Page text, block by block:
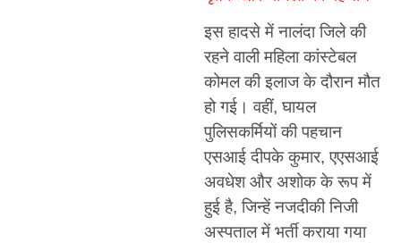
इस हादसे में नालंदा जिले की
रहने वाली महिला कांस्टेबल
कोमल की इलाज के दौरान मौत
हो गई। वहीं, घायल
पुलिसकर्मियों की पहचान
एसआई दीपके कुमार, एएसआई
अवधेश और अशोक के रूप में
हुई है, जिन्हें नजदीकी निजी
अस्पताल में भर्ती कराया गया